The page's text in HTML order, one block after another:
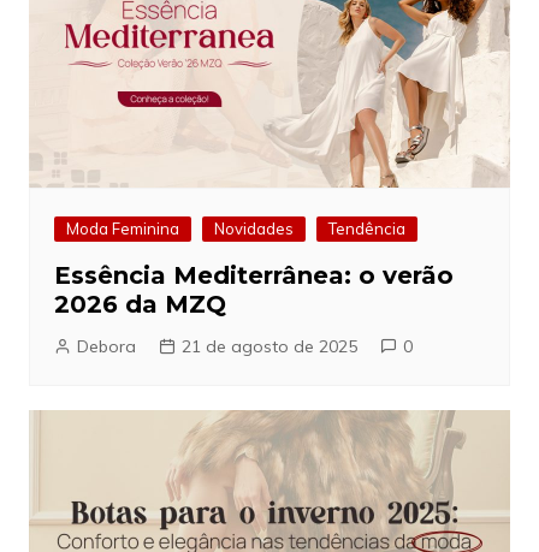
Moda Feminina Novidades Tendência
Essência Mediterrânea: o verão
2026 da MZQ
Debora 21 de agosto de 2025 0